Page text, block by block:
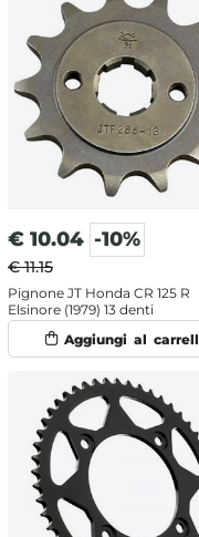
€ 10.04 -10%
€ 11.15
Pignone JT Honda CR 125 R
Elsinore (1979) 13 denti